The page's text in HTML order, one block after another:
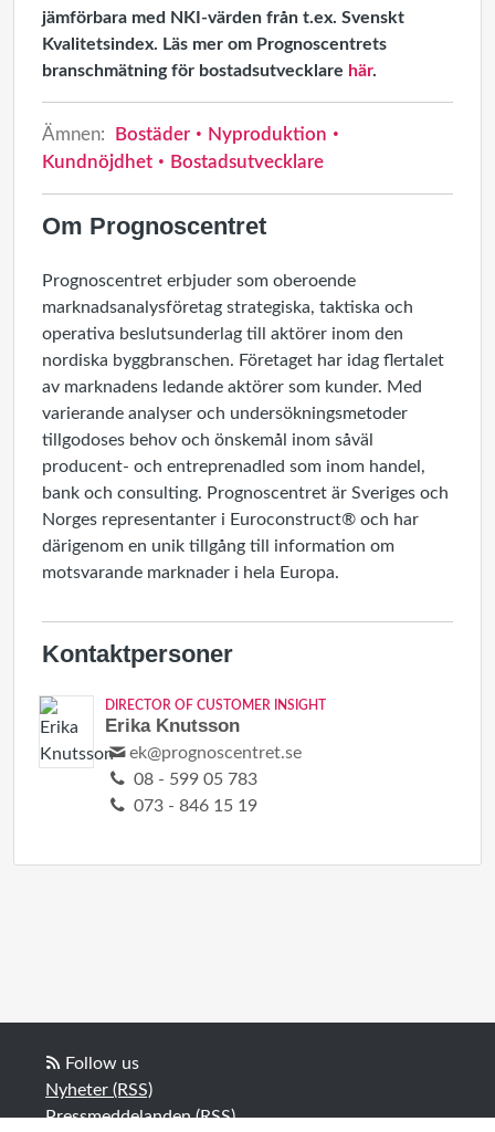
jämförbara med NKI-värden från t.ex. Svenskt
Kvalitetsindex. Läs mer om Prognoscentrets
branschmätning för bostadsutvecklare här.
Ämnen: Bostäder
Nyproduktion
Kundnöjdhet
Bostadsutvecklare
Om Prognoscentret
Prognoscentret erbjuder som oberoende
marknadsanalysföretag strategiska, taktiska och
operativa beslutsunderlag till aktörer inom den
nordiska byggbranschen. Företaget har idag flertalet
av marknadens ledande aktörer som kunder. Med
varierande analyser och undersökningsmetoder
tillgodoses behov och önskemål inom såväl
producent- och entreprenadled som inom handel,
bank och consulting. Prognoscentret är Sveriges och
Norges representanter i Euroconstruct® och har
därigenom en unik tillgång till information om
motsvarande marknader i hela Europa.
Kontaktpersoner
DIRECTOR OF CUSTOMER INSIGHT
Erika Knutsson
ek@prognoscentret.se
08 - 599 05 783
073 - 846 15 19
Follow us
Nyheter (RSS)
Pressmeddelanden (RSS)